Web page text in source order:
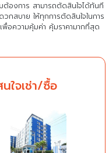
องการ สามารถตัดสินใจได้ทันที
วกสบาย ให้ทุกการตัดสินใจในการ
อความคุ้มค่า คุ้มราคามากที่สุด
ใจเช่า/ซื้อ